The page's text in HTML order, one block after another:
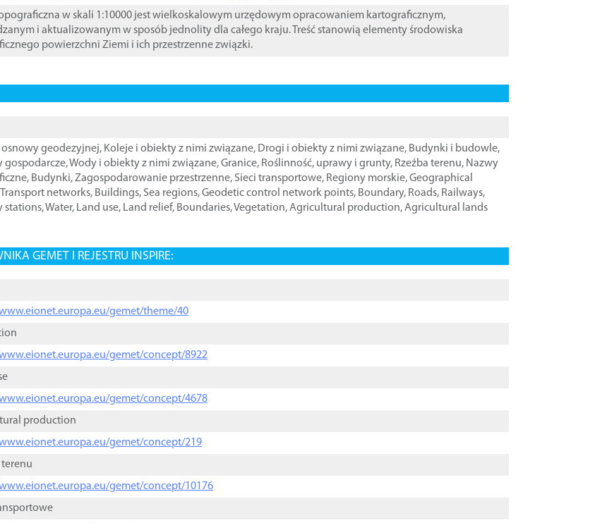
w skali 1:10000 jest wielkoskalowym urzędowym opracowaniem kartograficznym,
i aktualizowanym w sposób jednolity dla całego kraju. Treść stanowią elementy środowiska
powierzchni Ziemi i ich przestrzenne związki.
osnowy geodezyjnej, Koleje i obiekty z nimi związane, Drogi i obiekty z nimi związane, Budynki i budowle,
gospodarcze,Wody i obiekty z nimi związane,Granice, Roślinność, uprawy i grunty, Rzeźba terenu, Nazwy
, Budynki,Zagospodarowanie przestrzenne, Sieci transportowe, Regiony morskie,Geographical
Transport networks, Buildings, Sea regions,Geodetic control network points, Boundary, Roads, Railways,
stations,Water, Land use, Land relief, Boundaries,Vegetation,Agricultural production,Agricultural lands
GEMET I REJESTRU INSPIRE:
gemet/theme/40
gemet/concept/8922
gemet/concept/4678
production
gemet/concept/219
terenu
gemet/concept/10176